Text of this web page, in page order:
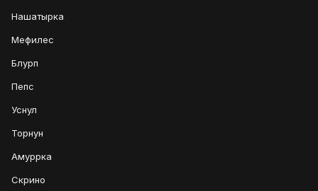
Нашатырка
Мефилес
Блурп
Пепс
Уснул
Торнун
Амуррка
Скрино